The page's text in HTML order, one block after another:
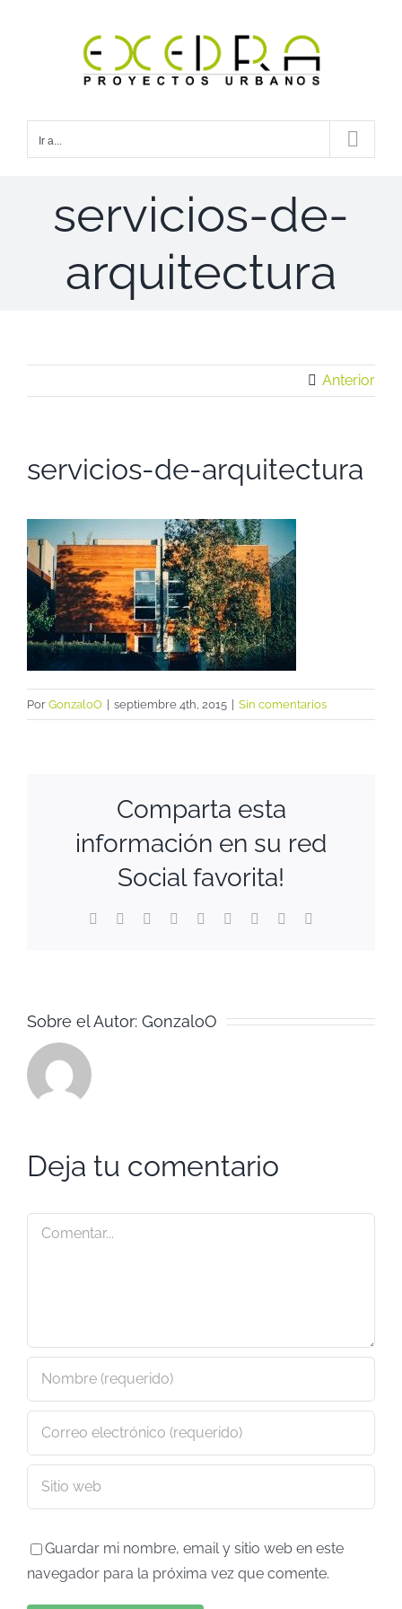
Ir a...
servicios-de-
arquitectura
Anterior
servicios-de-arquitectura
Por GonzaloO septiembre 4th, 2015 Sin comentarios
Comparta esta
información en su red
Social favorita!
Facebook
TwitterReddit LinkedInWhatsApp
TumblrPinterest
Sobre el Autor: GonzaloO
Deja tu comentario
Comentar
Guardar mi nombre, email y sitio web en este
navegador para la próxima vez que comente.